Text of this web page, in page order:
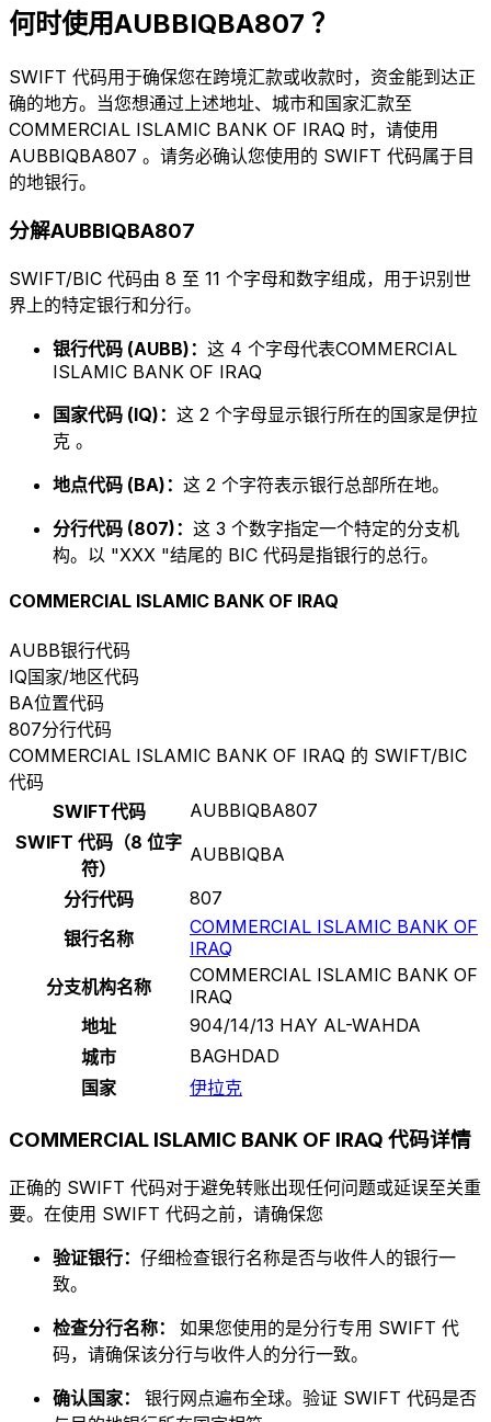
何时使用AUBBIQBA807 ？
SWIFT 代码用于确保您在跨境汇款或收款时，资金能到达正
确的地方。当您想通过上述地址、城市和国家汇款至
COMMERCIAL ISLAMIC BANK OF IRAQ 时，请使用
AUBBIQBA807 。请务必确认您使用的 SWIFT 代码属于目
的地银行。
分解AUBBIQBA807
SWIFT/BIC 代码由 8 至 11 个字母和数字组成，用于识别世
界上的特定银行和分行。
银行代码 (AUBB)： 这 4 个字母代表COMMERCIAL
ISLAMIC BANK OF IRAQ
国家代码 (IQ)： 这 2 个字母显示银行所在的国家是伊拉
克 。
地点代码 (BA)： 这 2 个字符表示银行总部所在地。
分行代码 (807)： 这 3 个数字指定一个特定的分支机
构。以 "XXX "结尾的 BIC 代码是指银行的总行。
COMMERCIAL ISLAMIC BANK OF IRAQ
AUBB银行代码
IQ国家/地区代码
BA位置代码
807分行代码
COMMERCIAL ISLAMIC BANK OF IRAQ 的 SWIFT/BIC
代码
SWIFT代码
AUBBIQBA807
SWIFT 代码（8 位字
符）
AUBBIQBA
分行代码
807
银行名称
COMMERCIAL ISLAMIC BANK OF
IRAQ
分支机构名称
COMMERCIAL ISLAMIC BANK OF
IRAQ
地址
904/14/13 HAY AL-WAHDA
城市
BAGHDAD
国家
伊拉克
COMMERCIAL ISLAMIC BANK OF IRAQ 代码详情
正确的 SWIFT 代码对于避免转账出现任何问题或延误至关重
要。在使用 SWIFT 代码之前，请确保您
验证银行： 仔细检查银行名称是否与收件人的银行一
致。
检查分行名称： 如果您使用的是分行专用 SWIFT 代
码，请确保该分行与收件人的分行一致。
确认国家： 银行网点遍布全球。验证 SWIFT 代码是否